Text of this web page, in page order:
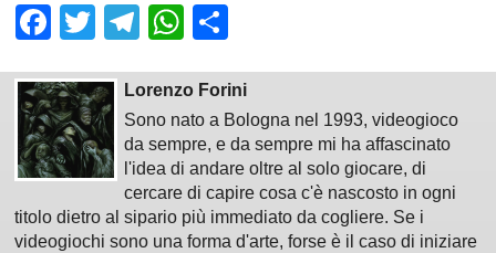
Facebook
TwitterTelegram
WhatsApp
Lorenzo Forini
Sono nato a Bologna nel 1993, videogioco
da sempre, e da sempre mi ha affascinato
l'idea di andare oltre al solo giocare, di
cercare di capire cosa c'è nascosto in ogni
titolo dietro al sipario più immediato da cogliere. Se i
videogiochi sono una forma d'arte, forse è il caso di iniziare